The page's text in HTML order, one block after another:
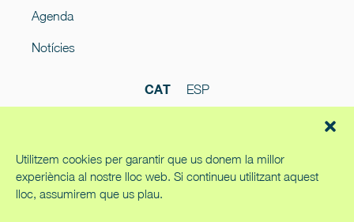
Utilitzem cookies per garantir que us donem la millor
experiència al nostre lloc web. Si continueu utilitzant aquest
lloc, assumirem que us plau.
Agenda
Notícies
CAT ESP
Política de cookies Política de privacitat